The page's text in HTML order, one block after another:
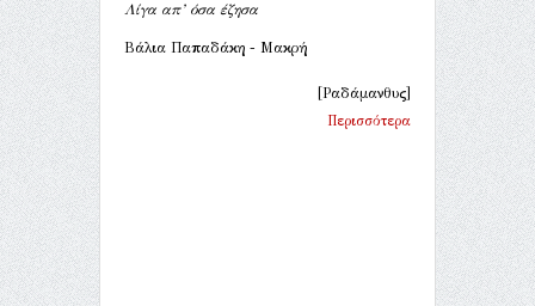
Λίγα απ’ όσα έζησα
Βάλια Παπαδάκη - Μακρή
[Ραδάμανθυς]
Περισσότερα